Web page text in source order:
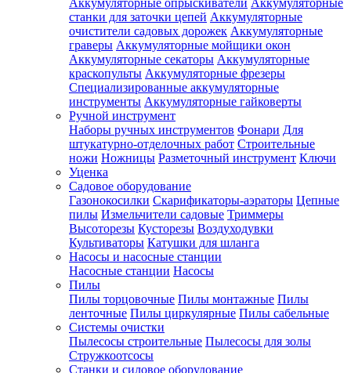
Аккумуляторные опрыскиватели Аккумуляторные
станки для заточки цепей Аккумуляторные
очистители садовых дорожек Аккумуляторные
граверы Аккумуляторные мойщики окон
Аккумуляторные секаторы Аккумуляторные
краскопульты Аккумуляторные фрезеры
Специализированные аккумуляторные
инструменты Аккумуляторные гайковерты
Ручной инструмент
Наборы ручных инструментов Фонари Для
штукатурно-отделочных работ Строительные
ножи Ножницы Разметочный инструмент Ключи
Уценка
Садовое оборудование
Газонокосилки Скарификаторы-аэраторы Цепные
пилы Измельчители садовые Триммеры
Высоторезы Кусторезы Воздуходувки
Культиваторы Катушки для шланга
Насосы и насосные станции
Насосные станции Насосы
Пилы
Пилы торцовочные Пилы монтажные Пилы
ленточные Пилы циркулярные Пилы сабельные
Системы очистки
Пылесосы строительные Пылесосы для золы
Стружкоотсосы
Станки и силовое оборудование